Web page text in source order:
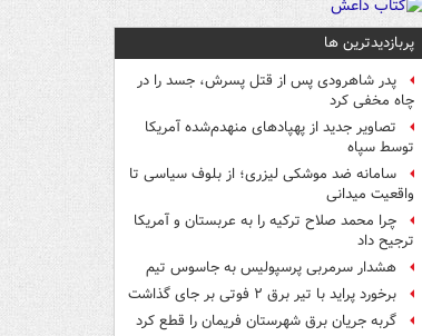
پربازدیدترین ها
پدر شاهرودی پس از قتل پسرش، جسد را در
چاه مخفی کرد
تصاویر جدید از پهپادهای منهدم‌شده آمریکا
توسط سپاه
سامانه ضد موشکی لیزری؛ از بلوف سیاسی تا
واقعیت میدانی
چرا محمد صلاح ترکیه را به عربستان و آمریکا
ترجیح داد
هشدار سرمربی پرسپولیس به جاسوس تیم
برخورد پراید با تیر برق ۲ فوتی بر جای گذاشت
گربه جریان برق شهرستان فریمان را قطع کرد